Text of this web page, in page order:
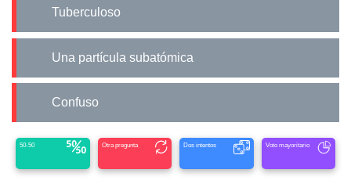
Tuberculoso
Una partícula subatómica
Confuso
50-50 Otra pregunta Dos intentos Voto mayoritario